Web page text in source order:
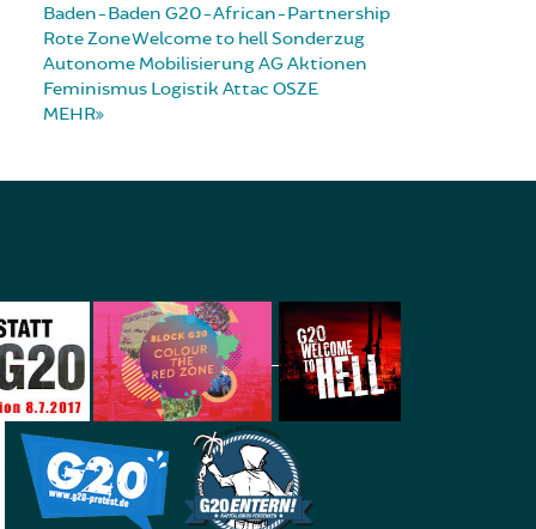
Baden-Baden G20-African-Partnership
Rote ZoneWelcome to hellSonderzug
Autonome MobilisierungAG Aktionen
Feminismus Logistik Attac OSZE
MEHR